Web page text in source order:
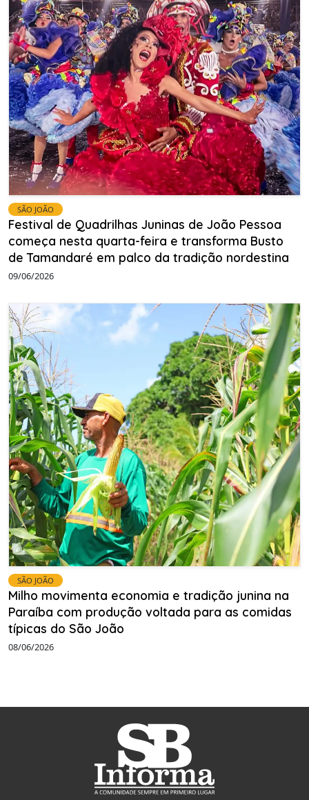
SÃO JOÃO
Festival de Quadrilhas Juninas de João Pessoa
começa nesta quarta-feira e transforma Busto
de Tamandaré em palco da tradição nordestina
09/06/2026
SÃO JOÃO
Milho movimenta economia e tradição junina na
Paraíba com produção voltada para as comidas
típicas do São João
08/06/2026